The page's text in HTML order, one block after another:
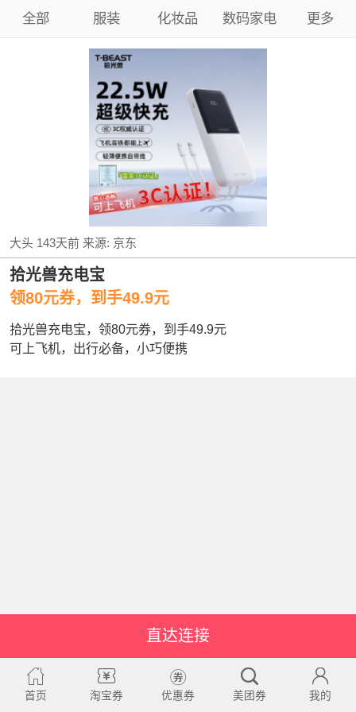
全部 服装 化妆品 数码家电 更多
大头 143天前来源: 京东
拾光兽充电宝
领80元券，到手49.9元
拾光兽充电宝，领80元券，到手49.9元
可上飞机，出行必备，小巧便携
直达连接
首页 淘宝券 优惠券 美团券 我的